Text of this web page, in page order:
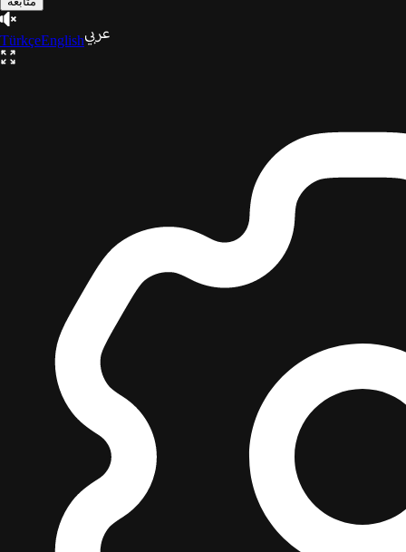
TürkçeEnglish